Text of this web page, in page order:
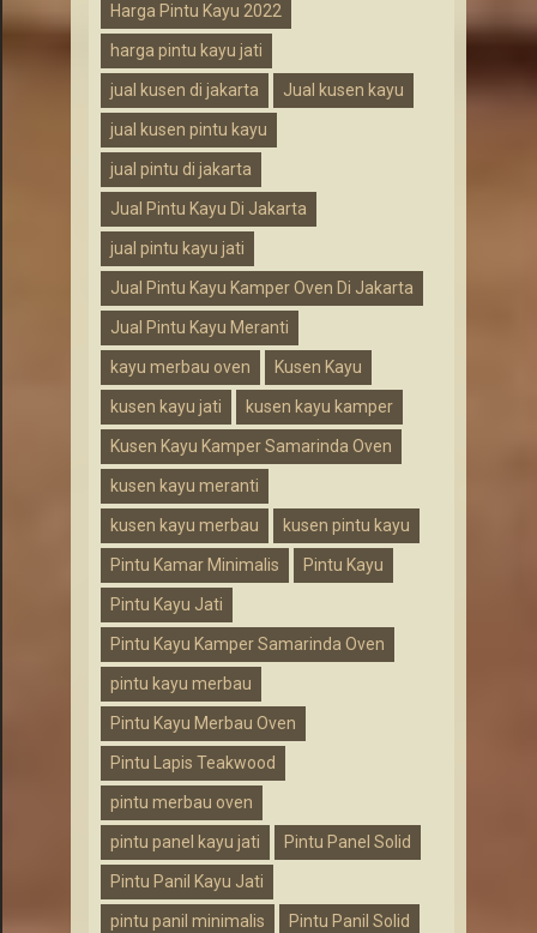
Harga Pintu Kayu 2022
harga pintu kayu jati
jual kusen di jakarta Jual kusen kayu
jual kusen pintu kayu
jual pintu di jakarta
Jual Pintu Kayu Di Jakarta
jual pintu kayu jati
Jual Pintu Kayu Kamper Oven Di Jakarta
Jual Pintu Kayu Meranti
kayu merbau oven Kusen Kayu
kusen kayu jati kusen kayu kamper
Kusen Kayu Kamper Samarinda Oven
kusen kayu meranti
kusen kayu merbau kusen pintu kayu
Pintu Kamar Minimalis Pintu Kayu
Pintu Kayu Jati
Pintu Kayu Kamper Samarinda Oven
pintu kayu merbau
Pintu Kayu Merbau Oven
Pintu Lapis Teakwood
pintu merbau oven
pintu panel kayu jati Pintu Panel Solid
Pintu Panil Kayu Jati
pintu panil minimalis Pintu Panil Solid